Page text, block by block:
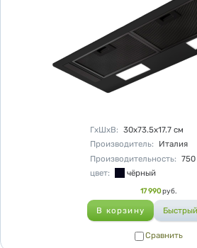
Характеристики
ГхШхВ: 30х73.5х17.7 см
Производитель:
Италия
Производительность: 750
цвет: чёрный
17 990руб.
Сравнить